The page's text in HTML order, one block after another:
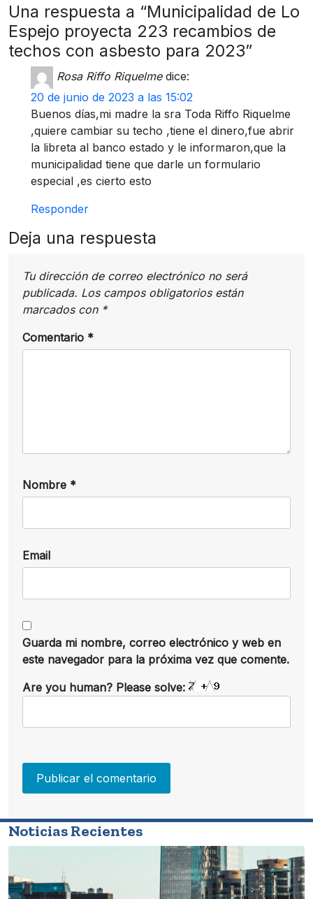
Una respuesta a “Municipalidad de Lo
Espejo proyecta 223 recambios de
techos con asbesto para 2023”
Rosa Riffo Riquelme dice:
20 de junio de 2023 a las 15:02
Buenos días,mi madre la sra Toda Riffo Riquelme
,quiere cambiar su techo ,tiene el dinero,fue abrir
la libreta al banco estado y le informaron,que la
municipalidad tiene que darle un formulario
especial ,es cierto esto
Responder
Deja una respuesta
Tu dirección de correo electrónico no será
publicada. Los campos obligatorios están
marcados con *
Comentario *
Nombre *
Email
Guarda mi nombre, correo electrónico y web en
este navegador para la próxima vez que comente.
Are you human? Please solve:
Noticias Recientes